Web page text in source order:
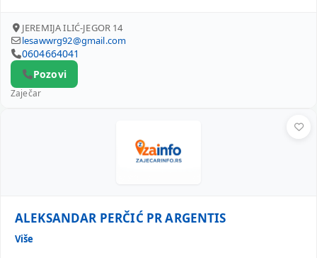
JEREMIJA ILIĆ-JEGOR 14
lesawwrg92@gmail.com
0604664041
Pozovi
Zaječar
ALEKSANDAR PERČIĆ PR ARGENTIS
Više